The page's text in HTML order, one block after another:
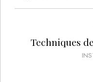
Techniques